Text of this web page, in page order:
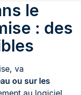
le
: des
va
ou sur les
au logiciel